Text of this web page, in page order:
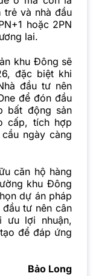
trẻ và nhà đầu
hoặc 2PN
lai.
khu Đông sẽ
đặc biệt khi
đầu tư nên
để đón đầu
bất động sản
cấp, tích hợp
ngày càng
căn hộ hàng
khu Đông
dự án pháp
tư nên cân
ưu lợi nhuận,
để đáp ứng
Bảo Long